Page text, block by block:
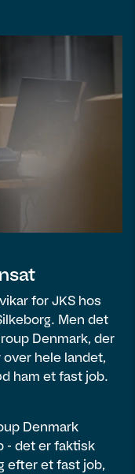
for JKS hos
Men det
Denmark, der
hele landet,
ham et fast job.
Denmark
- det er faktisk
efter et fast job,